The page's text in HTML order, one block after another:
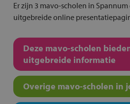
Er zijn 3 mavo-scholen in Spannum
uitgebreide online
Deze mavo-scholen
uitgebreide informatie
Overige mavo-scholen in